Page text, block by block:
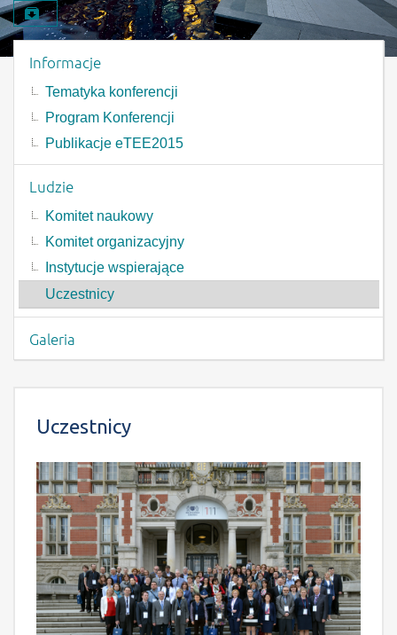
Pobierz materiał
Informacje
Tematyka konferencji
Program Konferencji
Publikacje eTEE2015
Ludzie
Komitet naukowy
Komitet organizacyjny
Instytucje wspierające
Uczestnicy
Galeria
Uczestnicy